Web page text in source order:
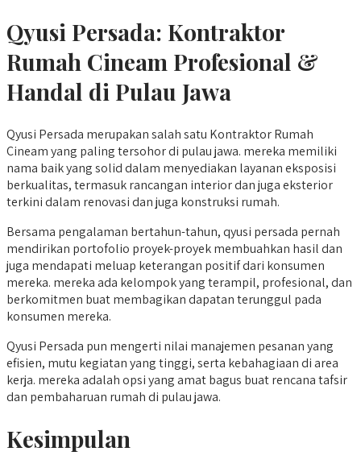
Qyusi Persada: Kontraktor
Rumah Cineam Profesional &
Handal di Pulau Jawa
Qyusi Persada merupakan salah satu Kontraktor Rumah
Cineam yang paling tersohor di pulau jawa. mereka memiliki
nama baik yang solid dalam menyediakan layanan eksposisi
berkualitas, termasuk rancangan interior dan juga eksterior
terkini dalam renovasi dan juga konstruksi rumah.
Bersama pengalaman bertahun-tahun, qyusi persada pernah
mendirikan portofolio proyek-proyek membuahkan hasil dan
juga mendapati meluap keterangan positif dari konsumen
mereka. mereka ada kelompok yang terampil, profesional, dan
berkomitmen buat membagikan dapatan terunggul pada
konsumen mereka.
Qyusi Persada pun mengerti nilai manajemen pesanan yang
efisien, mutu kegiatan yang tinggi, serta kebahagiaan di area
kerja. mereka adalah opsi yang amat bagus buat rencana tafsir
dan pembaharuan rumah di pulau jawa.
Kesimpulan